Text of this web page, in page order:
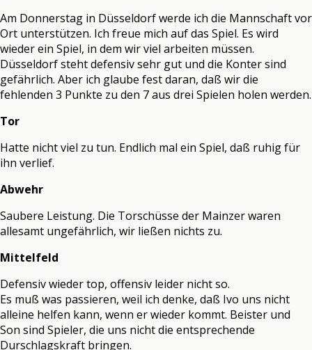
Am Donnerstag in Düsseldorf werde ich die Mannschaft vor
Ort unterstützen. Ich freue mich auf das Spiel. Es wird
wieder ein Spiel, in dem wir viel arbeiten müssen.
Düsseldorf steht defensiv sehr gut und die Konter sind
gefährlich. Aber ich glaube fest daran, daß wir die
fehlenden 3 Punkte zu den 7 aus drei Spielen holen werden.
Tor
Hatte nicht viel zu tun. Endlich mal ein Spiel, daß ruhig für
ihn verlief.
Abwehr
Saubere Leistung. Die Torschüsse der Mainzer waren
allesamt ungefährlich, wir ließen nichts zu.
Mittelfeld
Defensiv wieder top, offensiv leider nicht so.
Es muß was passieren, weil ich denke, daß Ivo uns nicht
alleine helfen kann, wenn er wieder kommt. Beister und
Son sind Spieler, die uns nicht die entsprechende
Durschlagskraft bringen.